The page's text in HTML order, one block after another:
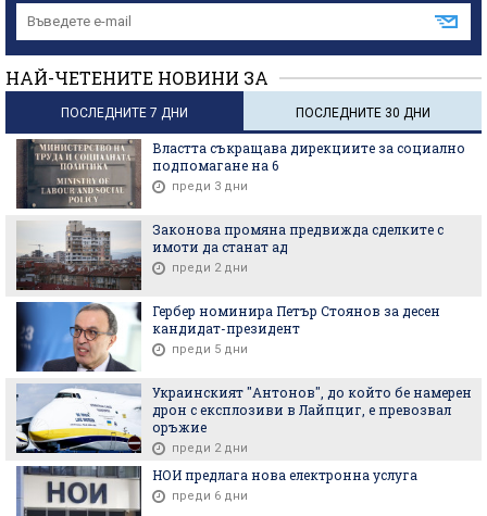
НАЙ-ЧЕТЕНИТЕ НОВИНИ ЗА
ПОСЛЕДНИТЕ 7 ДНИ ПОСЛЕДНИТЕ 30 ДНИ
Властта съкращава дирекциите за социално
подпомагане на 6
преди 3 дни
Законова промяна предвижда сделките с
имоти да станат ад
преди 2 дни
Гербер номинира Петър Стоянов за десен
кандидат-президент
преди 5 дни
Украинският "Антонов", до който бе намерен
дрон с експлозиви в Лайпциг, е превозвал
оръжие
преди 2 дни
НОИ предлага нова електронна услуга
преди 6 дни